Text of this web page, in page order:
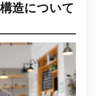
造について